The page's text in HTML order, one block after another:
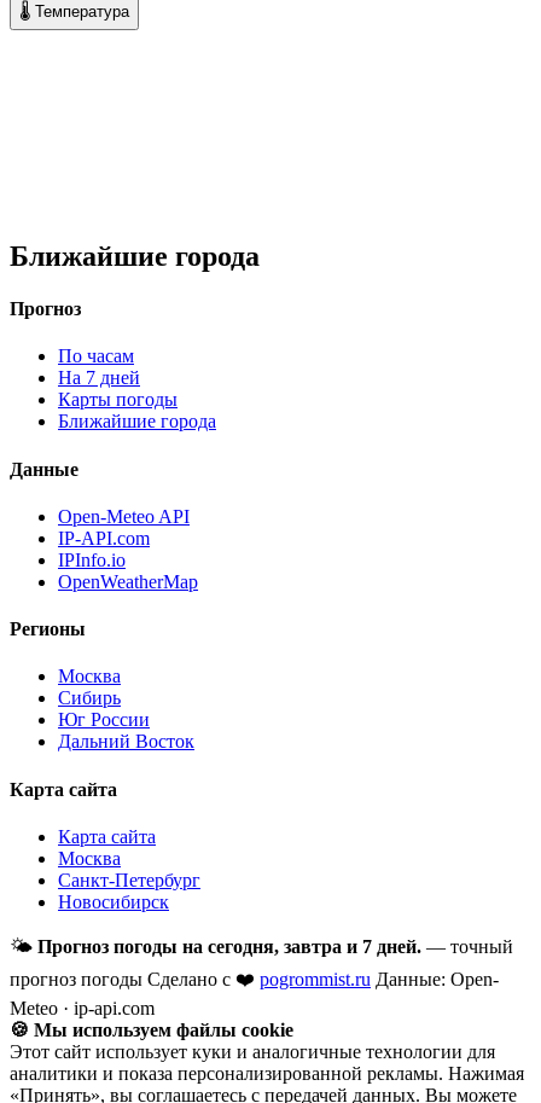
🌡 Температура
Ближайшие города
Прогноз
По часам
На 7 дней
Карты погоды
Ближайшие города
Данные
Open-Meteo API
IP-API.com
IPInfo.io
OpenWeatherMap
Регионы
Москва
Сибирь
Юг России
Дальний Восток
Карта сайта
Карта сайта
Москва
Санкт-Петербург
Новосибирск
🌤 Прогноз погоды на сегодня, завтра и 7 дней. — точный
прогноз погоды Сделано с ❤️ pogrommist.ru Данные: Open-
Meteo · ip-api.com
🍪 Мы используем файлы cookie
Этот сайт использует куки и аналогичные технологии для
аналитики и показа персонализированной рекламы. Нажимая
«Принять», вы соглашаетесь с передачей данных. Вы можете